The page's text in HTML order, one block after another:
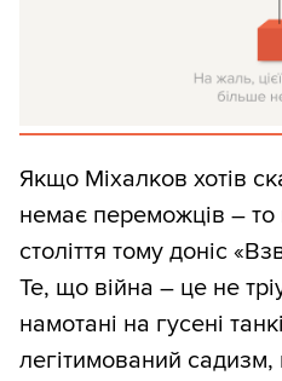
Якщо Міхалков хотів
немає переможців –
століття тому доніс
Те, що війна – це не
намотані на гусені
легітимований